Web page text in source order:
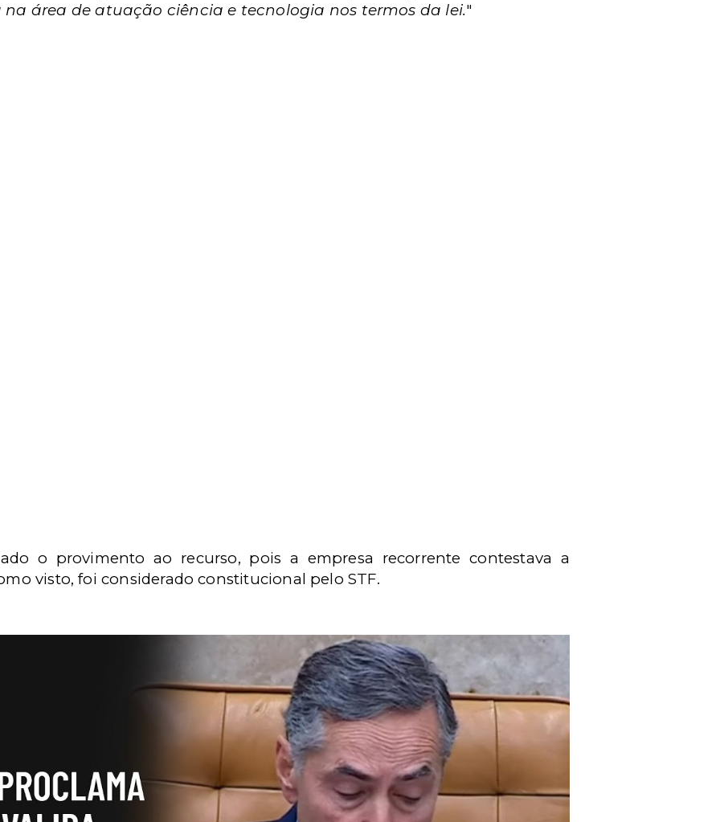
área de atuação ciência e tecnologia nos termos da lei."
o provimento ao recurso, pois a empresa recorrente contestava a
visto, foi considerado constitucional pelo STF.